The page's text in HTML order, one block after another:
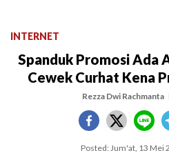
INTERNET
Spanduk Promosi Ada
Cewek Curhat Kena
Rezza Dwi Rachmanta
Posted: Jum'at, 13 Mei